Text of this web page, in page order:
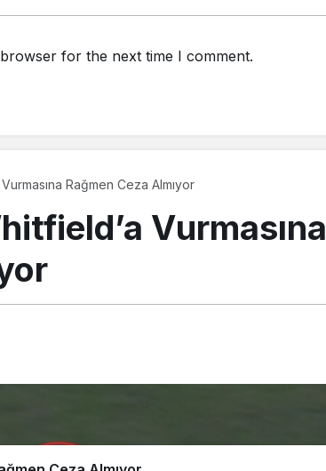
for the next time I comment.
Rağmen Ceza Almıyor
Vurmasına